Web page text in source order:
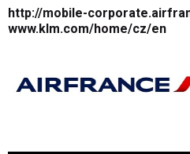
http://mobile-
www.klm.com/home/cz/en